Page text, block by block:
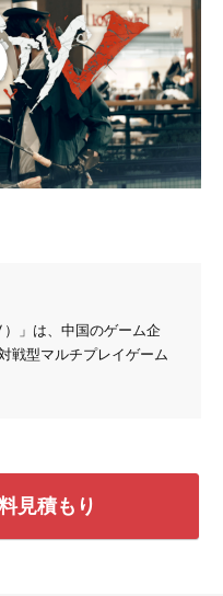
」は、中国のゲーム企
戦型マルチプレイゲーム
見積もり